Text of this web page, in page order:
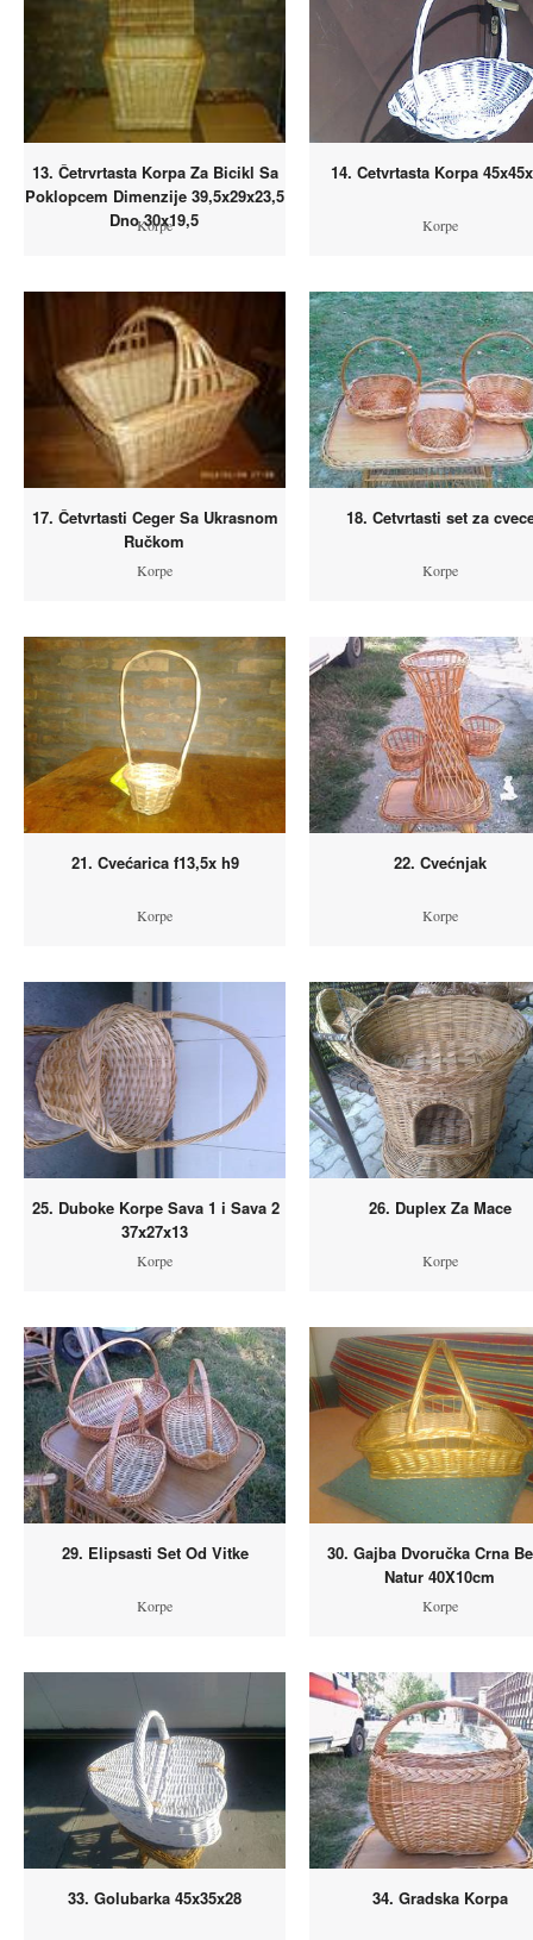
13. Četrvrtasta Korpa Za Bicikl Sa
Poklopcem Dimenzije 39,5x29x23,5
Dno 30x19,5
Korpe
14. Cetvrtasta Korpa
Korpe
17. Četvrtasti Ceger Sa Ukrasnom
Ručkom
Korpe
18. Cetvrtasti set za
Korpe
21. Cvećarica f13,5x h9
Korpe
22. Cvećnjak
Korpe
25. Duboke Korpe Sava 1 i Sava 2
37x27x13
Korpe
26. Duplex Za Mace
Korpe
29. Elipsasti Set Od Vitke
Korpe
30. Gajba Dvoručka Crna
Natur 40X10cm
Korpe
33. Golubarka 45x35x28 34. Gradska Korpa